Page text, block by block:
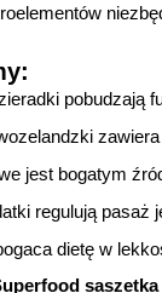
pobudzają
jest bogatym
regulują pasaż
dietę w